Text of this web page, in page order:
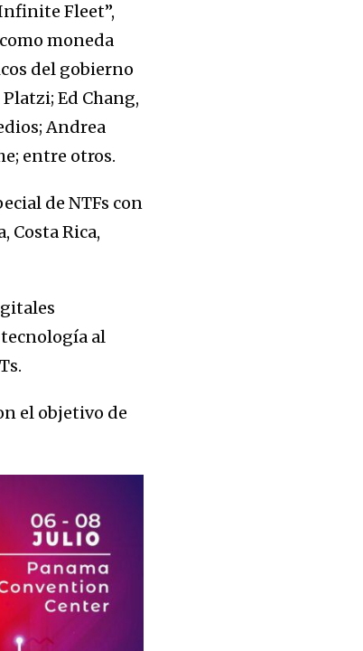
Fleet”,
moneda
del gobierno
Ed Chang,
Andrea
entre otros.
de NTFs con
Costa Rica,
al
el objetivo de